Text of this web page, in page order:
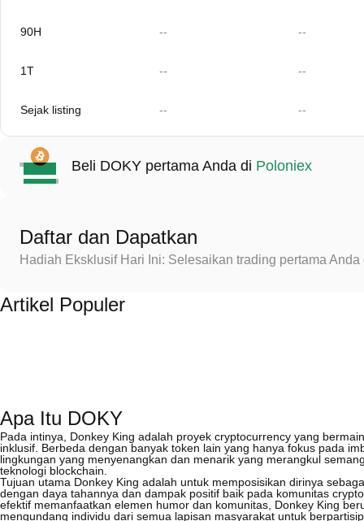
90H -- --
1T -- --
Sejak listing -- --
Beli DOKY pertama Anda di Poloniex
Daftar dan Dapatkan
Hadiah Eksklusif Hari Ini: Selesaikan trading pertama
Artikel Populer
Apa Itu DOKY
Pada intinya, Donkey King adalah proyek cryptocurrency yang
inklusif. Berbeda dengan banyak token lain yang hanya fokus pada
lingkungan yang menyenangkan dan menarik yang merangkul
teknologi blockchain.
Tujuan utama Donkey King adalah untuk memposisikan dirinya
dengan daya tahannya dan dampak positif baik pada komunitas
efektif memanfaatkan elemen humor dan komunitas, Donkey King
mengundang individu dari semua lapisan masyarakat untuk